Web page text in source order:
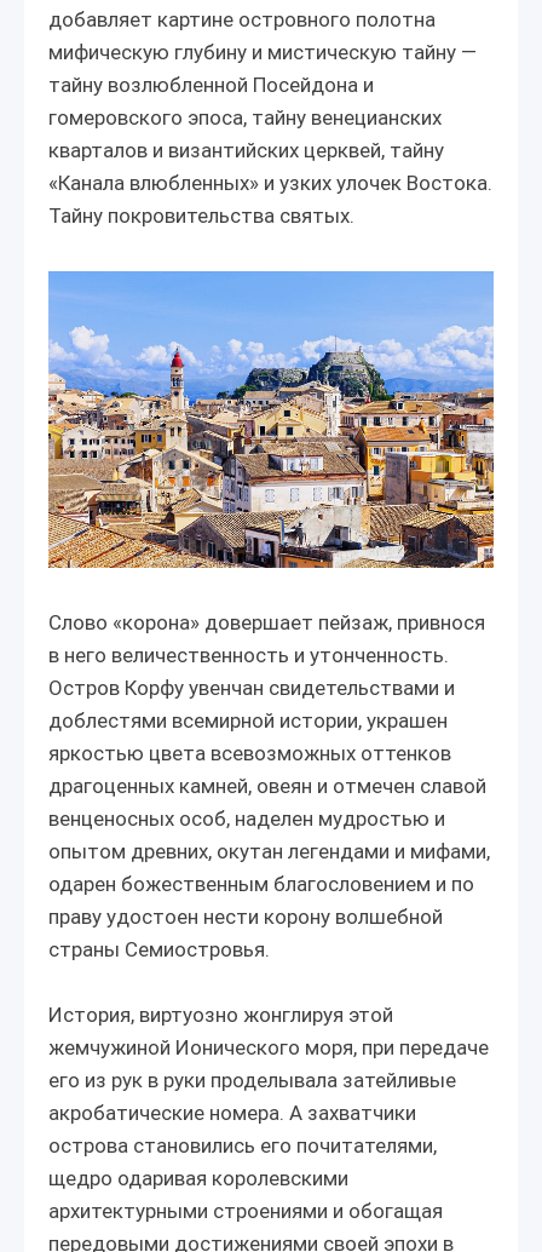
добавляет картине островного полотна
мифическую глубину и мистическую тайну —
тайну возлюбленной Посейдона и
гомеровского эпоса, тайну венецианских
кварталов и византийских церквей, тайну
«Канала влюбленных» и узких улочек Востока.
Тайну покровительства святых.
Слово «корона» довершает пейзаж, привнося
в него величественность и утонченность.
Остров Корфу увенчан свидетельствами и
доблестями всемирной истории, украшен
яркостью цвета всевозможных оттенков
драгоценных камней, овеян и отмечен славой
венценосных особ, наделен мудростью и
опытом древних, окутан легендами и мифами,
одарен божественным благословением и по
праву удостоен нести корону волшебной
страны Семиостровья.
История, виртуозно жонглируя этой
жемчужиной Ионического моря, при передаче
его из рук в руки проделывала затейливые
акробатические номера. А захватчики
острова становились его почитателями,
щедро одаривая королевскими
архитектурными строениями и обогащая
передовыми достижениями своей эпохи в